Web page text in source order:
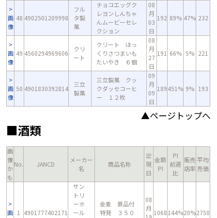
画
像
48 4902501209998
フル
タ製
菓
チョコエッグク
レヨンしんちゃ
んムービーセレ
クション
08
月
03
日
192 89% 47% 232
画
像
49 4560294969606
クリ
ート
クリート ほっ
くりさつまいも
たいやき ６個
08
月
27
日
191 66% 5% 221
画
像
50 4901830392814
三立
製菓
三立製菓 クッ
クダッセコーヒ
ー １２枚
09
月
09
日
189451% 9% 193
▲ページトップへ
■酒類
画
像
か
も
No. JANCD
メーカー
名
商品名称
出
現
日
金額
PI
PI
前週
比
販売
店率
平均
売価
画 1 4901777402171
サン
トリ
ーホ
ール
金麦 景品付
特発 ３５０
08
月
1068144%20%2750